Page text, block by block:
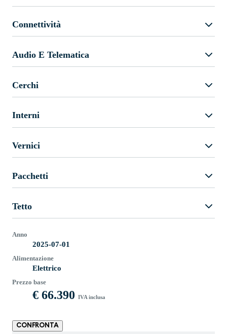
Connettività
Audio E Telematica
Cerchi
Interni
Vernici
Pacchetti
Tetto
Anno
2025-07-01
Alimentazione
Elettrico
Prezzo base
€ 66.390 IVA inclusa
CONFRONTA